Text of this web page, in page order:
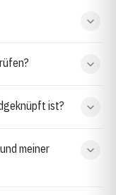
ist?
meiner